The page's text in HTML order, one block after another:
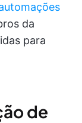
da
para
de